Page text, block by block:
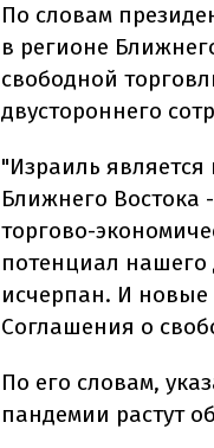
По словам
в регионе
свободной
двустороннего
"Израиль
Ближнего Востока
торгово-
потенциал нашего
исчерпан. И новые
Соглашения о
По его словам,
пандемии растут